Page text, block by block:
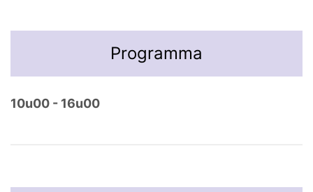
Programma
10u00 - 16u00